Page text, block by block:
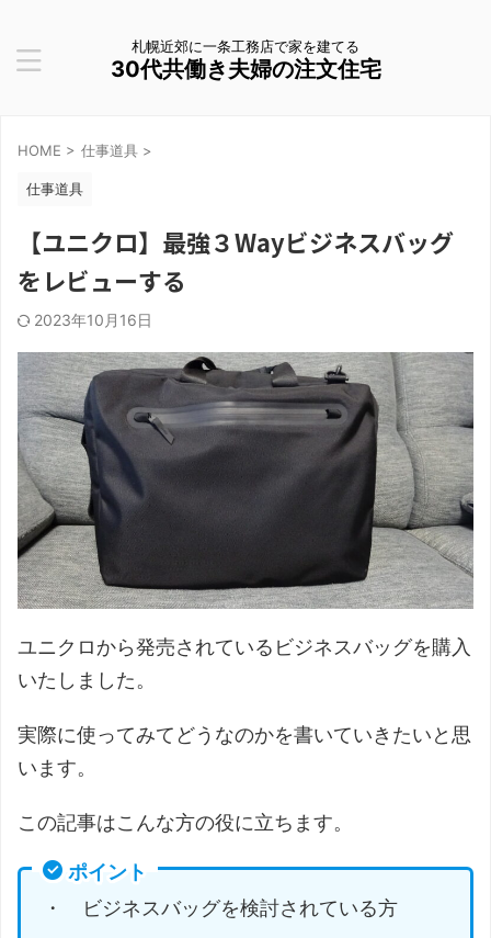
札幌近郊に一条工務店で家を建てる
30代共働き夫婦の注文住宅
HOME > 仕事道具 >
仕事道具
【ユニクロ】最強３Wayビジネスバッグ
をレビューする
2023年10月16日
ユニクロから発売されているビジネスバッグを購入
いたしました。
実際に使ってみてどうなのかを書いていきたいと思
います。
この記事はこんな方の役に立ちます。
ポイント
・ ビジネスバッグを検討されている方